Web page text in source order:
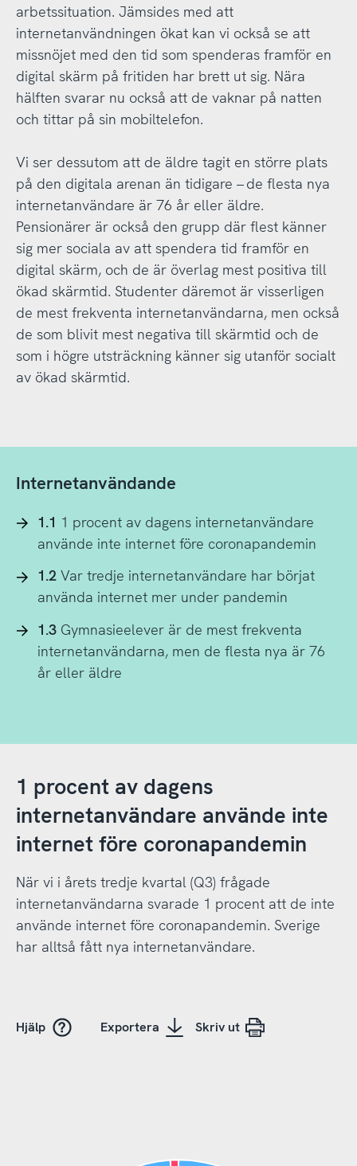
arbetssituation. Jämsides med att
internetanvändningen ökat kan vi också se att
missnöjet med den tid som spenderas framför en
digital skärm på fritiden har brett ut sig. Nära
hälften svarar nu också att de vaknar på natten
och tittar på sin mobiltelefon.
Vi ser dessutom att de äldre tagit en större plats
på den digitala arenan än tidigare – de flesta nya
internetanvändare är 76 år eller äldre.
Pensionärer är också den grupp där flest känner
sig mer sociala av att spendera tid framför en
digital skärm, och de är överlag mest positiva till
ökad skärmtid. Studenter däremot är visserligen
de mest frekventa internetanvändarna, men också
de som blivit mest negativa till skärmtid och de
som i högre utsträckning känner sig utanför socialt
av ökad skärmtid.
Internetanvändande
1.1 1 procent av dagens internetanvändare
använde inte internet före coronapandemin
1.2Var tredje internetanvändare har börjat
använda internet mer under pandemin
1.3Gymnasieelever är de mest frekventa
internetanvändarna, men de flesta nya är 76
år eller äldre
1 procent av dagens
internetanvändare använde inte
internet före coronapandemin
När vi i årets tredje kvartal (Q3) frågade
internetanvändarna svarade 1 procent att de inte
använde internet före coronapandemin. Sverige
har alltså fått nya internetanvändare.
Hjälp Exportera Skriv ut